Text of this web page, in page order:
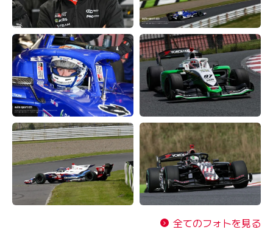
全てのフォトを見る